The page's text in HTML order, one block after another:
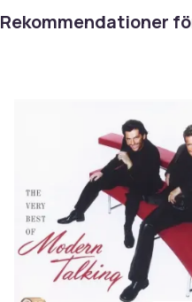
Rekommendationer